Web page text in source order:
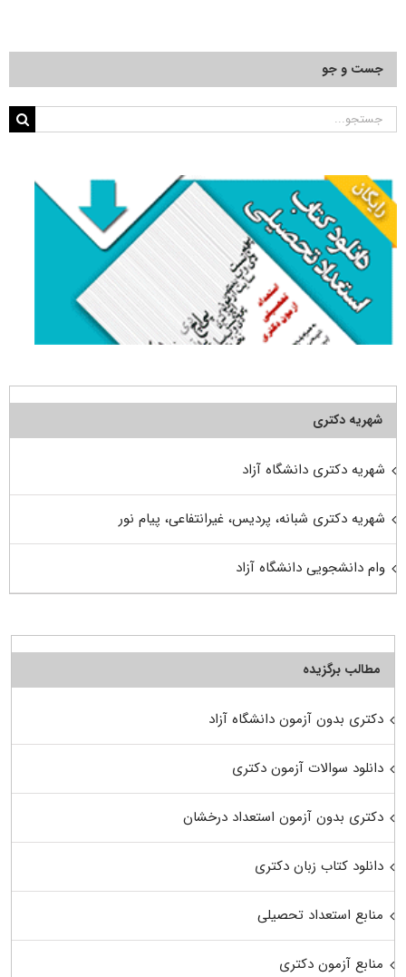
جست و جو
جستجو
شهریه دکتری
شهریه دکتری دانشگاه آزاد
شهریه دکتری شبانه، پردیس، غیرانتفاعی، پیام نور
وام دانشجویی دانشگاه آزاد
مطالب برگزیده
دکتری بدون آزمون دانشگاه آزاد
دانلود سوالات آزمون دکتری
دکتری بدون آزمون استعداد درخشان
دانلود کتاب زبان دکتری
منابع استعداد تحصیلی
منابع آزمون دکتری